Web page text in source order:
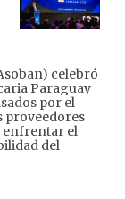
celebró
Paraguay
por el
proveedores
enfrentar el
del